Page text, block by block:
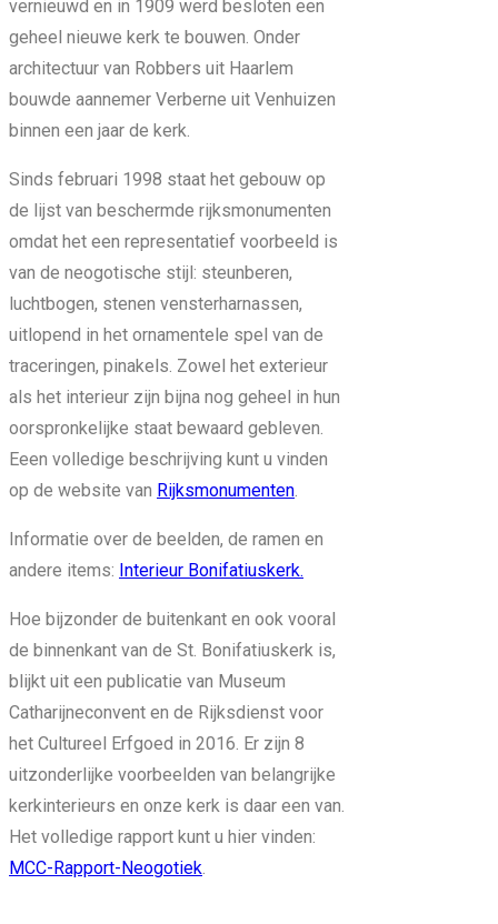
vernieuwd en in 1909 werd besloten een
geheel nieuwe kerk te bouwen. Onder
architectuur van Robbers uit Haarlem
bouwde aannemer Verberne uit Venhuizen
binnen een jaar de kerk.
Sinds februari 1998 staat het gebouw op
de lijst van beschermde rijksmonumenten
omdat het een representatief voorbeeld is
van de neogotische stijl: steunberen,
luchtbogen, stenen vensterharnassen,
uitlopend in het ornamentele spel van de
traceringen, pinakels. Zowel het exterieur
als het interieur zijn bijna nog geheel in hun
oorspronkelijke staat bewaard gebleven.
Eeen volledige beschrijving kunt u vinden
op de website van Rijksmonumenten.
Informatie over de beelden, de ramen en
andere items: Interieur Bonifatiuskerk.
Hoe bijzonder de buitenkant en ook vooral
de binnenkant van de St. Bonifatiuskerk is,
blijkt uit een publicatie van Museum
Catharijneconvent en de Rijksdienst voor
het Cultureel Erfgoed in 2016. Er zijn 8
uitzonderlijke voorbeelden van belangrijke
kerkinterieurs en onze kerk is daar een van.
Het volledige rapport kunt u hier vinden:
MCC-Rapport-Neogotiek.